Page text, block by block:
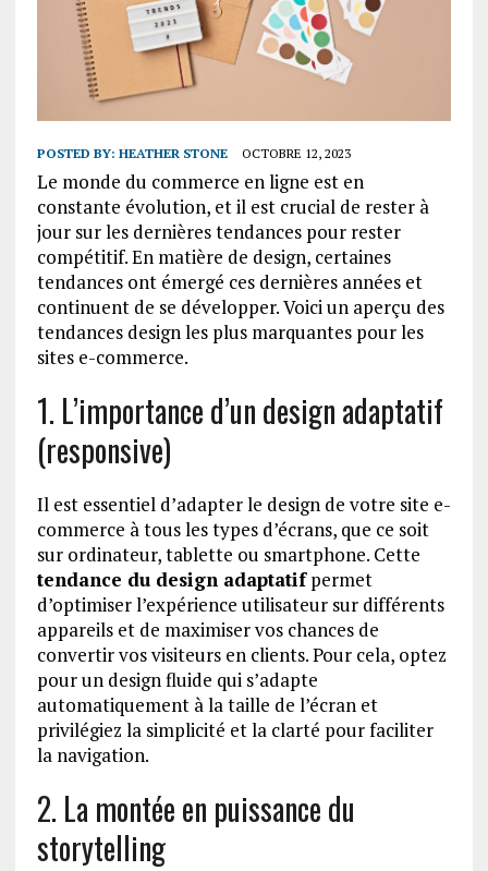
POSTED BY: HEATHER STONE OCTOBRE 12, 2023
Le monde du commerce en ligne est en
constante évolution, et il est crucial de rester à
jour sur les dernières tendances pour rester
compétitif. En matière de design, certaines
tendances ont émergé ces dernières années et
continuent de se développer. Voici un aperçu des
tendances design les plus marquantes pour les
sites e-commerce.
1. L’importance d’un design adaptatif
(responsive)
Il est essentiel d’adapter le design de votre site e-
commerce à tous les types d’écrans, que ce soit
sur ordinateur, tablette ou smartphone. Cette
tendance du design adaptatifpermet
d’optimiser l’expérience utilisateur sur différents
appareils et de maximiser vos chances de
convertir vos visiteurs en clients. Pour cela, optez
pour un design fluide qui s’adapte
automatiquement à la taille de l’écran et
privilégiez la simplicité et la clarté pour faciliter
la navigation.
2. La montée en puissance du
storytelling